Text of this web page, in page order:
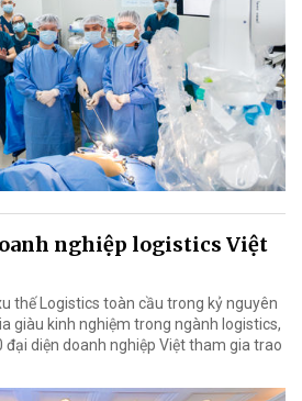
nghiệp logistics Việt
thế Logistics toàn cầu trong kỷ nguyên
giàu kinh nghiệm trong ngành logistics,
diện doanh nghiệp Việt tham gia trao